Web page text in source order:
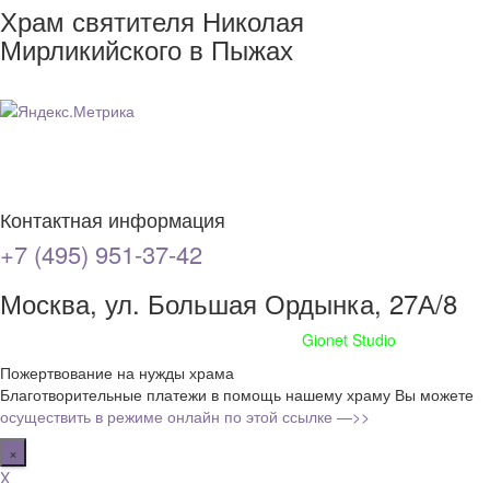
Храм святителя Николая
Мирликийского в Пыжах
Контактная информация
+7 (495) 951-37-42
Москва, ул. Большая Ордынка, 27А/8
Gionet Studio
Пожертвование на нужды храма
Благотворительные платежи в помощь нашему храму Вы можете
осуществить в режиме онлайн по этой ссылке —>>
×
X